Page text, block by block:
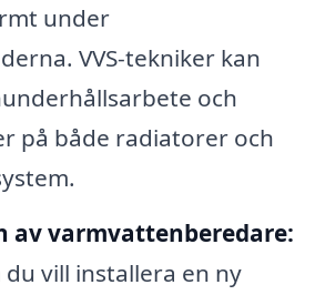
under
VVS-tekniker kan
och
på både radiatorer och
av varmvattenberedare:
vill installera en ny